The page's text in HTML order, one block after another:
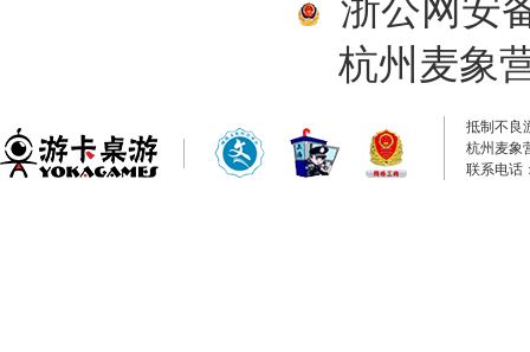
浙公网安
杭州麦象
抵制不良
杭州麦象
联系电话